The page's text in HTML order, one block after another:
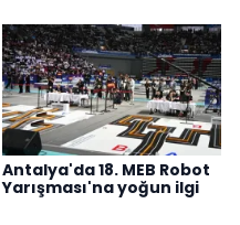
Antalya'da 18. MEB Robot
Yarışması'na yoğun ilgi